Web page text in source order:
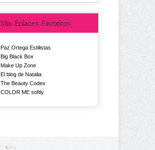
Mis Enlaces Favoritos
Paz Ortega Estilistas
Big Black Box
Make Up Zone
El blog de Natalia
The Beauty Codes
COLOR ME softly